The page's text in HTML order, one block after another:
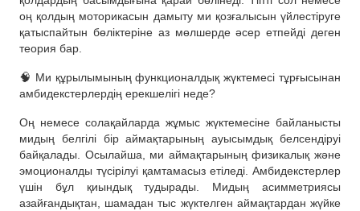
оң қолдың моторикасын дамыту ми қозғалысын үйлестіруге
қатыспайтын бөліктеріне аз мөлшерде әсер етпейді деген
теория бар.
🧠 Ми құрылымының функционалдық жүктемесі тұрғысынан
амбидекстерлердің ерекшелігі неде?
Оң немесе солақайларда жұмыс жүктемесіне байланысты
мидың белгілі бір аймақтарының ауысымдық белсендіруі
байқалады. Осылайша, ми аймақтарының физикалық және
эмоционалды түсірілуі қамтамасыз етіледі. Амбидекстерлер
үшін бұл қиындық тудырады. Мидың асимметриясы
азайғандықтан, шамадан тыс жүктелген аймақтардан жүйке